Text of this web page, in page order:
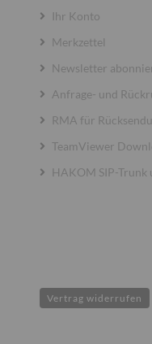
Ihr Konto
Merkzettel
Newsletter
Anfrage- und
RMA für
TeamViewer
HAKOM SIP-Trunk
Vertrag widerrufen